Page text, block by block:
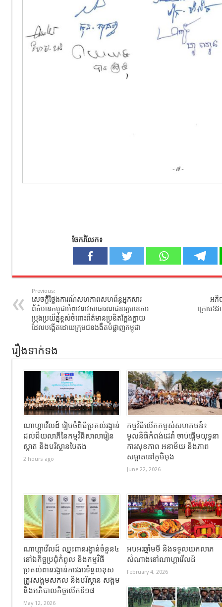
ចែករំលែក៖
Previous:
សេចក្តីថ្លែងការណ៍សហភាពសហព័ន្ធអ្នកសារ
ព័ត៌មានកម្ពុជាអំពាវនាវសាធារណជនឲ្យមានការ
ប្រុងប្រយ័ត្នខ្ពស់ចំពោះព័ត៌មានប្រឌិតក្លែងក្លាយ​
ដែលបង្កើតដោយក្រុមជនងងឹតបំផ្លាញកម្ពុជា
អភិ
ក្រោមឱវ
រឿងទាក់ទង
ណាហ្គាវើលដ៍ រៀបចំពិធីប្រគល់រង្វាន់
ដល់ជ័យលាភីនៃកម្មវិធីសាលារៀន
ស្អាត និងបរិស្ថានបៃតង
2 hours ago
កម្មវិធីលើកកម្ពស់សហគមន៍៖
មូលនិធិកំពង់ដេវ៉ា ចាប់ផ្តើមយុទ្ធនា
ការសុខភាព អនាម័យ និងភាព
សម្អាតនៅភូមិអុង
June 22, 2026
ណាហ្គាវើលដ៍ ឈ្នះពានរង្វាន់ចំនួន៤
នៅឯកិច្ចប្រជុំកំពូល និងកម្មវិធី
ប្រគល់ពានរង្វាន់ការងារទំនួលខុស
ត្រូវសង្គមសកល និងបរិស្ថាន សង្គម
និងអភិបាលកិច្ចលើកទី១៨
May 12, 2026
អបអរឆ្នាំមមី និងទទួលយកលាភ
សំណាងនៅណាហ្គាវើលដ៍
February 4, 2026